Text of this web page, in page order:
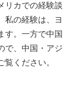
リカでの経験談
私の経験は、ヨ
す。一方で中国
で、中国・アジ
ください。